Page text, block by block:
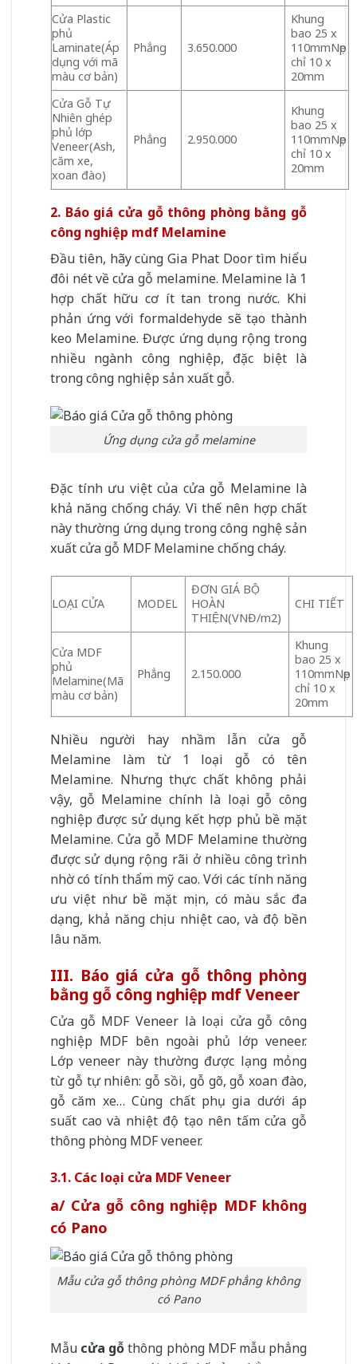
Cửa Plastic
phủ
Laminate(Áp
dụng với mã
màu cơ bản)
Phẳng 3.650.000
Khung
bao 25 x
110mmNẹp
chỉ 10 x
20mm
Cửa Gỗ Tự
Nhiên ghép
phủ lớp
Veneer(Ash,
căm xe,
xoan đào)
Phẳng 2.950.000
Khung
bao 25 x
110mmNẹp
chỉ 10 x
20mm
2. Báo giá cửa gỗ thông phòng bằng gỗ
công nghiệp mdf Melamine
Đầu tiên, hãy cùng Gia Phat Door tìm hiểu
đôi nét về cửa gỗ melamine. Melamine là 1
hợp chất hữu cơ ít tan trong nước. Khi
phản ứng với formaldehyde sẽ tạo thành
keo Melamine. Được ứng dụng rộng trong
nhiều ngành công nghiệp, đặc biệt là
trong công nghiệp sản xuất gỗ.
Ứng dụng cửa gỗ melamine
Đặc tính ưu việt của cửa gỗ Melamine là
khả năng chống cháy. Vì thế nên hợp chất
này thường ứng dụng trong công nghệ sản
xuất cửa gỗ MDF Melamine chống cháy.
LOẠI CỬA MODEL
ĐƠN GIÁ BỘ
HOÀN
THIỆN(VNĐ/m2)
CHI TIẾT
Cửa MDF
phủ
Melamine(Mã
màu cơ bản)
Phẳng 2.150.000
Khung
bao 25 x
110mmNẹp
chỉ 10 x
20mm
Nhiều người hay nhầm lẫn cửa gỗ
Melamine làm từ 1 loại gỗ có tên
Melamine. Nhưng thực chất không phải
vậy, gỗ Melamine chính là loại gỗ công
nghiệp được sử dụng kết hợp phủ bề mặt
Melamine. Cửa gỗ MDF Melamine thường
được sử dụng rộng rãi ở nhiều công trình
nhờ có tính thẩm mỹ cao. Với các tính năng
ưu việt như bề mặt mịn, có màu sắc đa
dạng, khả năng chịu nhiệt cao, và độ bền
lâu năm.
III. Báo giá cửa gỗ thông phòng
bằng gỗ công nghiệp mdf Veneer
Cửa gỗ MDF Veneer là loại cửa gỗ công
nghiệp MDF bên ngoài phủ lớp veneer.
Lớp veneer này thường được lạng mỏng
từ gỗ tự nhiên: gỗ sồi, gỗ gõ, gỗ xoan đào,
gỗ căm xe… Cùng chất phụ gia dưới áp
suất cao và nhiệt độ tạo nên tấm cửa gỗ
thông phòng MDF veneer.
3.1. Các loại cửa MDF Veneer
a/ Cửa gỗ công nghiệp MDF không
có Pano
Mẫu cửa gỗ thông phòng MDF phẳng không
có Pano
Mẫu cửa gỗthông phòng MDF mẫu phẳng